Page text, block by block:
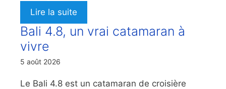
Lire la suite
Bali 4.8, un vrai catamaran à
vivre
5 août 2026
Le Bali 4.8 est un catamaran de croisière